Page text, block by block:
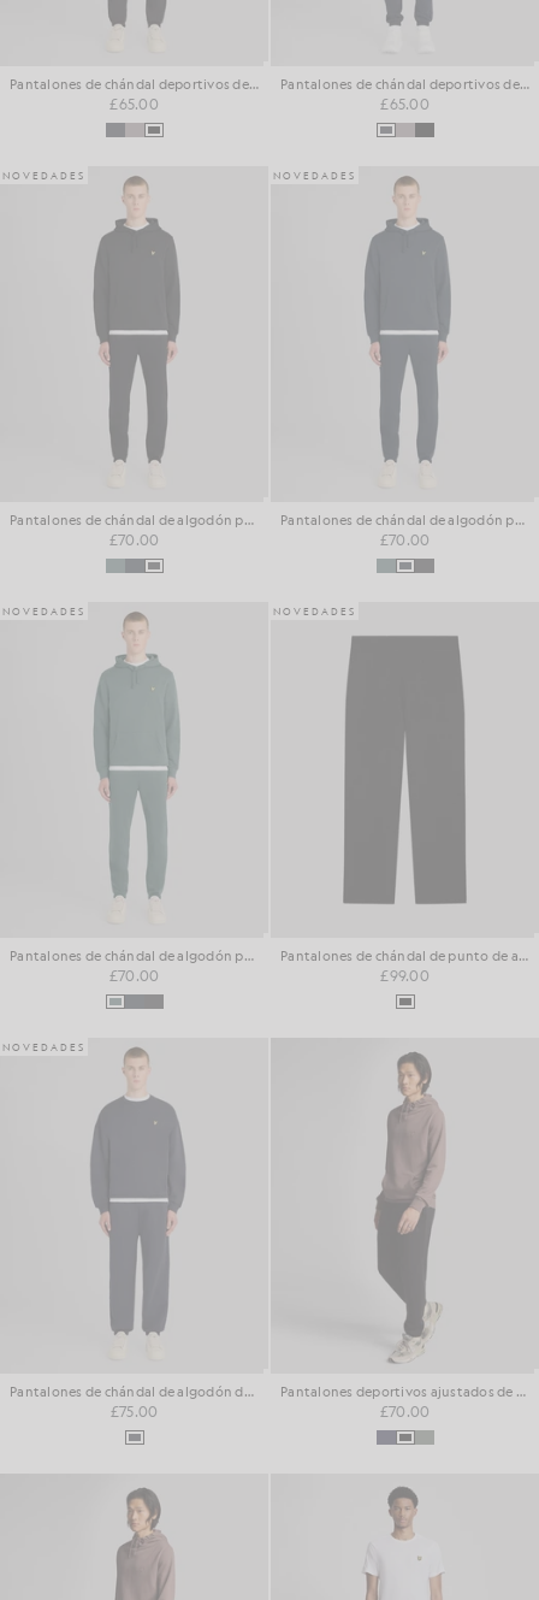
Pantalones de chándal deportivos de algodón con diseño «loopback»
£65.00
Pantalones de chándal deportivos de algodón con diseño «loopback»
£65.00
NOVEDADES
Pantalones de chándal de algodón para el día a día
£70.00
NOVEDADES
Pantalones de chándal de algodón para el día a día
£70.00
NOVEDADES
Pantalones de chándal de algodón para el día a día
£70.00
NOVEDADES
Pantalones de chándal de punto de algodón y lana merina
£99.00
NOVEDADES
Pantalones de chándal de algodón de doble tejido de peso grueso
£75.00
Pantalones deportivos ajustados de algodón superfino
£70.00